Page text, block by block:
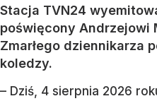
Stacja TVN24
poświęcony Andrzejowi
Zmarłego dziennikarza
koledzy.
– Dziś, 4 sierpnia 2026